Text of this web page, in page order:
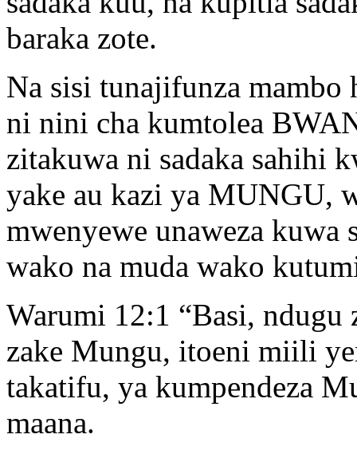
baraka zote.
Na sisi tunajifunza mambo
ni nini cha kumtolea
zitakuwa ni sadaka sahihi
yake au kazi ya MUNGU,
mwenyewe unaweza
wako na muda wako
Warumi 12:1 “Basi, ndugu
zake Mungu, itoeni miili
takatifu, ya kumpendeza
maana.